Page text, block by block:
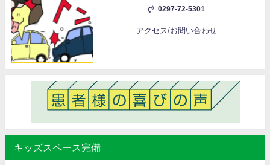
0297-72-5301
アクセス/お問い合わせ
キッズスペース完備